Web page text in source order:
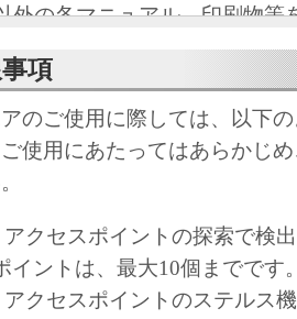
外の各マニュアル、印刷物等
トウェア」と言います。）を
とキヤノン株式会社（以下キ
の契約書です。
同意』を示す下記のボタンを
本ソフトウェア」のインスト
約書に同意できない場合、「
ることはできません。
項
のご使用に際しては、以下
使用にあたってはあらかじ
クセスポイントの探索で検
イントは、最大10個までです
クセスポイントのステルス